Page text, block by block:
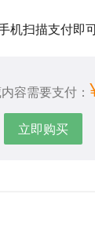
机扫描支付即可
容需要支付：
立即购买